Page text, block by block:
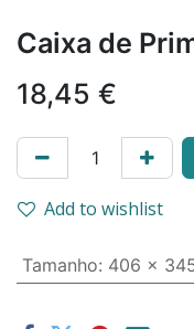
Caixa de
18,45 €
Add to wishlist
Tamanho: 406 x